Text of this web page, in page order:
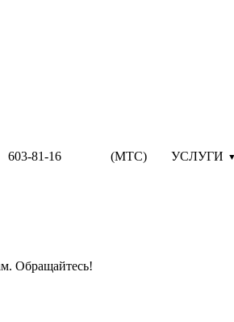
81-16 (MTC) УСЛУГИ
Обращайтесь!